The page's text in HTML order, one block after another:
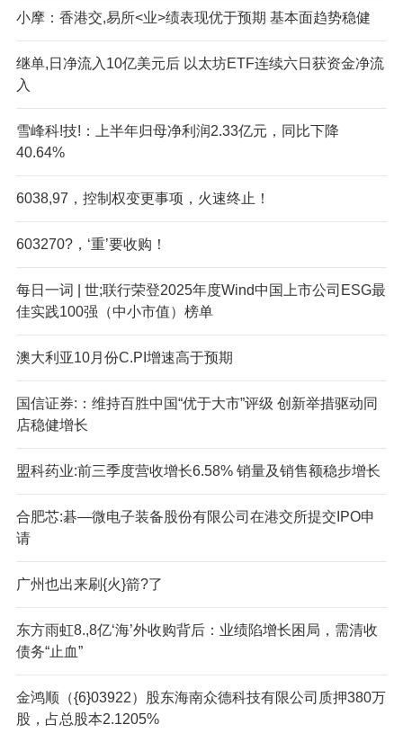
小摩：香港交,易所<业>绩表现优于预期 基本面趋势稳健
继单,日净流入10亿美元后 以太坊ETF连续六日获资金净流
入
雪峰科!技!：上半年归母净利润2.33亿元，同比下降
40.64%
6038,97，控制权变更事项，火速终止！
603270?，‘重’要收购！
每日一词 | 世;联行荣登2025年度Wind中国上市公司ESG最
佳实践100强（中小市值）榜单
澳大利亚10月份C.PI增速高于预期
国信证券:：维持百胜中国“优于大市”评级 创新举措驱动同
店稳健增长
盟科药业:前三季度营收增长6.58% 销量及销售额稳步增长
合肥芯:碁—微电子装备股份有限公司在港交所提交IPO申
请
广州也出来刷{火}箭?了
东方雨虹8.,8亿‘海’外收购背后：业绩陷增长困局，需清收
债务“止血”
金鸿顺（{6}03922）股东海南众德科技有限公司质押380万
股，占总股本2.1205%